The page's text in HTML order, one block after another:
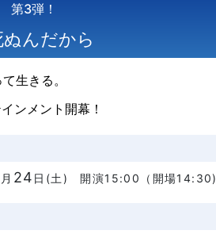
第3弾！
んだから
生きる。
ンメント開幕！
月 24 日(土) 開演15:00（開場14:30)